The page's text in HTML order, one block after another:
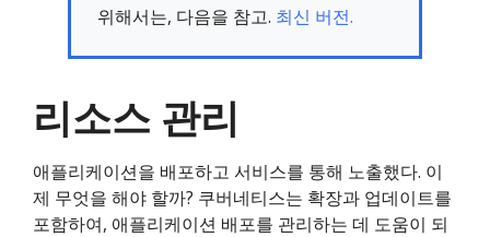
위해서는, 다음을 참고. 최신 버전.
리소스 관리
애플리케이션을 배포하고 서비스를 통해 노출했다. 이
제 무엇을 해야 할까? 쿠버네티스는 확장과 업데이트를
포함하여, 애플리케이션 배포를 관리하는 데 도움이 되